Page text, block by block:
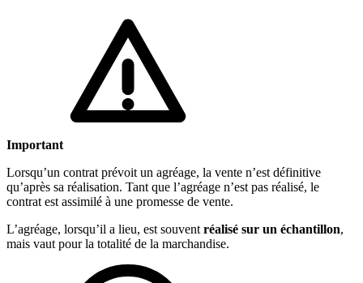
Important
Lorsqu’un contrat prévoit un agréage, la vente n’est définitive
qu’après sa réalisation. Tant que l’agréage n’est pas réalisé, le
contrat est assimilé à une promesse de vente.
L’agréage, lorsqu’il a lieu, est souvent réalisé sur un échantillon,
mais vaut pour la totalité de la marchandise.